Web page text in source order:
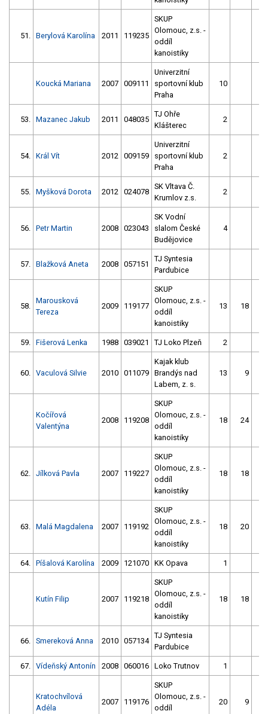
51. Berylová Karolína 2011 119235
SKUP
Olomouc, z.s. -
oddíl
kanoistiky
Koucká Mariana 2007 009111
Univerzitní
sportovní klub
Praha
10
53. Mazanec Jakub 2011 048035
TJ Ohře
Klášterec
2
54. Král Vít 2012 009159
Univerzitní
sportovní klub
Praha
2
55. Myšková Dorota 2012 024078
SK Vltava Č.
Krumlov z.s.
2
56. Petr Martin 2008 023043
SK Vodní
slalom České
Budějovice
4
57. Blažková Aneta 2008 057151
TJ Syntesia
Pardubice
58.
Marousková
Tereza
2009 119177
SKUP
Olomouc, z.s. -
oddíl
kanoistiky
13 18
59. Fišerová Lenka 1988 039021 TJ Loko Plzeň 2
60. Vaculová Silvie 2010 011079
Kajak klub
Brandýs nad
Labem, z. s.
13 9
Kočířová
Valentýna
2008 119208
SKUP
Olomouc, z.s. -
oddíl
kanoistiky
18 24
62. Jílková Pavla 2007 119227
SKUP
Olomouc, z.s. -
oddíl
kanoistiky
18 18
63. Malá Magdalena 2007 119192
SKUP
Olomouc, z.s. -
oddíl
kanoistiky
18 20
64. Píšalová Karolína 2009 121070 KK Opava 1
Kutín Filip 2007 119218
SKUP
Olomouc, z.s. -
oddíl
kanoistiky
18 18
66. Smereková Anna 2010 057134
TJ Syntesia
Pardubice
67. Vídeňský Antonín 2008 060016 Loko Trutnov 1
Kratochvílová
Adéla
2007 119176
SKUP
Olomouc, z.s. -
oddíl
20 9